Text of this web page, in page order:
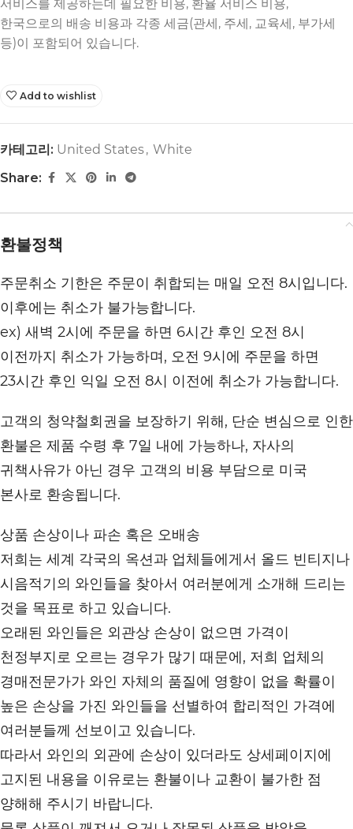
Add to wishlist
카테고리: United States, White
Share:
환불정책
주문취소 기한은 주문이 취합되는 매일 오전 8시입니다.
이후에는 취소가 불가능합니다.
ex) 새벽 2시에 주문을 하면 6시간 후인 오전 8시
이전까지 취소가 가능하며, 오전 9시에 주문을 하면
23시간 후인 익일 오전 8시 이전에 취소가 가능합니다.
고객의 청약철회권을 보장하기 위해, 단순 변심으로 인한
환불은 제품 수령 후 7일 내에 가능하나, 자사의
귀책사유가 아닌 경우 고객의 비용 부담으로 미국
본사로 환송됩니다.
상품 손상이나 파손 혹은 오배송
저희는 세계 각국의 옥션과 업체들에게서 올드 빈티지나
시음적기의 와인들을 찾아서 여러분에게 소개해 드리는
것을 목표로 하고 있습니다.
오래된 와인들은 외관상 손상이 없으면 가격이
천정부지로 오르는 경우가 많기 때문에, 저희 업체의
경매전문가가 와인 자체의 품질에 영향이 없을 확률이
높은 손상을 가진 와인들을 선별하여 합리적인 가격에
여러분들께 선보이고 있습니다.
따라서 와인의 외관에 손상이 있더라도 상세페이지에
고지된 내용을 이유로는 환불이나 교환이 불가한 점
양해해 주시기 바랍니다.